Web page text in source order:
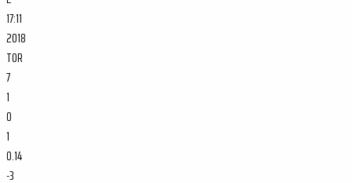
17:11
2018
TOR
7
1
0
1
0.14
-3